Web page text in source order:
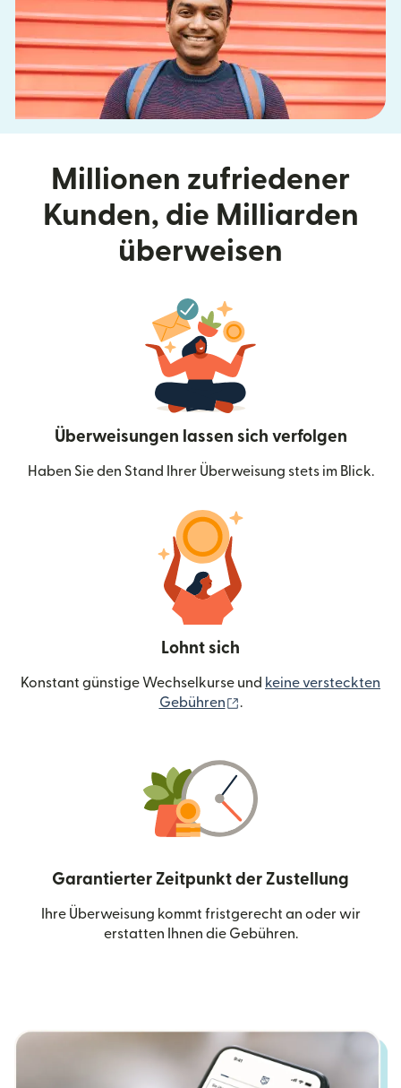
Millionen zufriedener
Kunden, die Milliarden
überweisen
Überweisungen lassen sich verfolgen
Haben Sie den Stand Ihrer Überweisung stets im Blick.
Lohnt sich
Konstant günstige Wechselkurse und keine versteckten
Gebühren
.
Garantierter Zeitpunkt der Zustellung
Ihre Überweisung kommt fristgerecht an oder wir
erstatten Ihnen die Gebühren.